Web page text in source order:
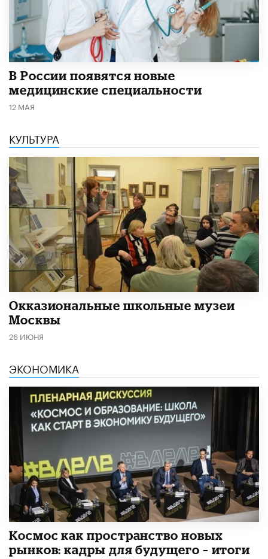
В России появятся новые
медицинские специальности
12 МАЯ
КУЛЬТУРА
​Окказиональные школьные музеи
Москвы
26 ИЮНЯ
ЭКОНОМИКА
Космос как пространство новых
рынков: кадры для будущего – итоги